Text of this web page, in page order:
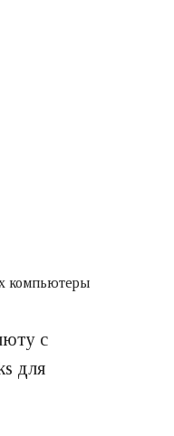
компьютеры
с
для